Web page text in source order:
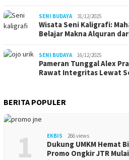
SENI BUDAYA 31/12/2025
Wisata Seni Kaligrafi:
Belajar Makna Alquran
SENI BUDAYA 16/12/2025
Pameran Tunggal Alex
Rawat Integritas Lewat
BERITA POPULER
1 EKBIS 266 views
Dukung UMKM Hemat
Promo Ongkir JTR